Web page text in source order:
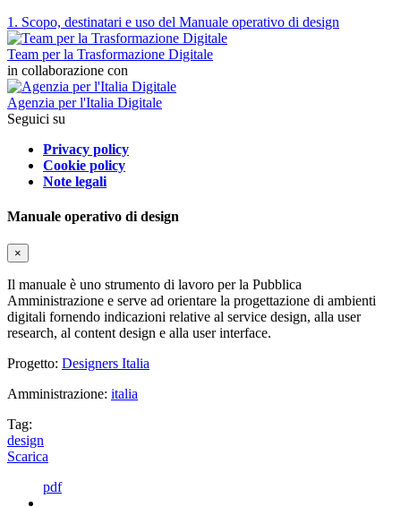
1. Scopo, destinatari e uso del Manuale operativo di design
Team per la Trasformazione Digitale
in collaborazione con
Agenzia per l'Italia Digitale
Seguici su
Privacy policy
Cookie policy
Note legali
Manuale operativo di design
×
Il manuale è uno strumento di lavoro per la Pubblica
Amministrazione e serve ad orientare la progettazione di ambienti
digitali fornendo indicazioni relative al service design, alla user
research, al content design e alla user interface.
Progetto: Designers Italia
Amministrazione: italia
Tag:
design
Scarica
pdf